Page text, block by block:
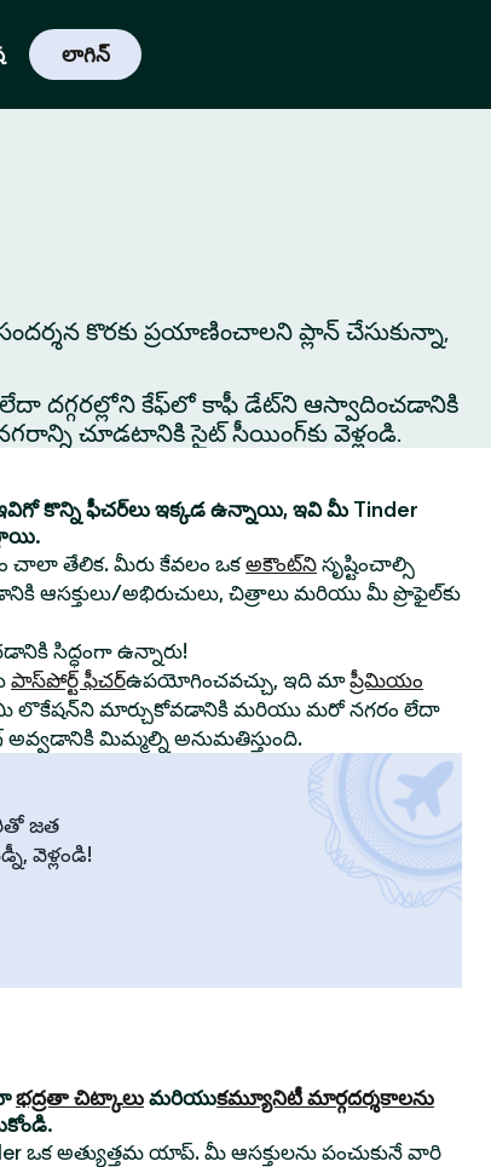
లాగిన్
కొరకు ప్రయాణించాలని ప్లాన్ చేసుకున్నా,
లేదా దగ్గరల్లోని కేఫ్‌లో కాఫీ డేట్‌ని ఆస్వాదించడానికి
చూడటానికి సైట్ సీయింగ్‌కు వెళ్లండి.
కొన్ని ఫీచర్‌లు ఇక్కడ ఉన్నాయి, ఇవి మీ Tinder
చాలా తేలిక. మీరు కేవలం ఒకఅకౌంట్‌ని సృష్టించాల్సి
ఆసక్తులు/అభిరుచులు, చిత్రాలు మరియు మీ ప్రొఫైల్‌కు
సిద్ధంగా ఉన్నారు!
పాస్‌పోర్ట్ ఫీచర్ఉపయోగించవచ్చు, ఇది మాప్రీమియం
మీ లొకేషన్‌ని మార్చుకోవడానికి మరియు మరో నగరం లేదా
మిమ్మల్ని అనుమతిస్తుంది.
జత
వెళ్లండి!
భద్రతా చిట్కాలు మరియుకమ్యూనిటీ మార్గదర్శకాలను
ఒక అత్యుత్తమ యాప్. మీ ఆసక్తులను పంచుకునే వారి